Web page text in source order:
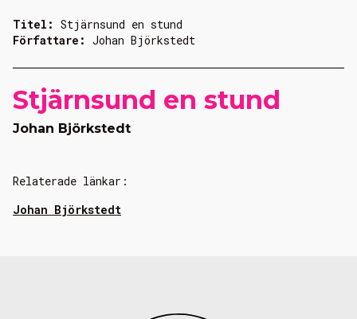
Stjärnsund en stund
Johan Björkstedt
Relaterade länkar:
Johan Björkstedt
Titel: Stjärnsund en stund
Författare: Johan Björkstedt